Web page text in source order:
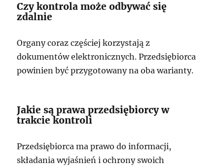
Czy kontrola może odbywać się
zdalnie
Organy coraz częściej korzystają z
dokumentów elektronicznych. Przedsiębiorca
powinien być przygotowany na oba warianty.
Jakie są prawa przedsiębiorcy w
trakcie kontroli
Przedsiębiorca ma prawo do informacji,
składania wyjaśnień i ochrony swoich